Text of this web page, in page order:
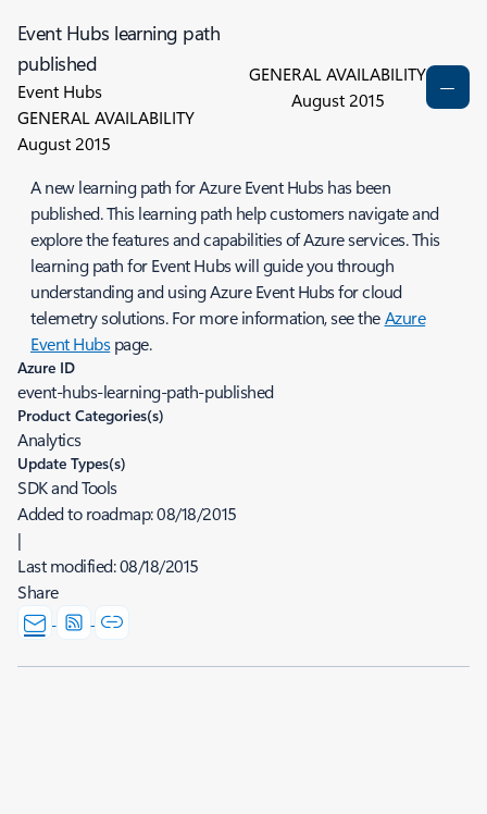
Event Hubs learning path
published
Event Hubs
GENERAL AVAILABILITY
August 2015
GENERAL AVAILABILITY
August 2015
A new learning path for Azure Event Hubs has been
published. This learning path help customers navigate and
explore the features and capabilities of Azure services. This
learning path for Event Hubs will guide you through
understanding and using Azure Event Hubs for cloud
telemetry solutions. For more information, see theAzure
Event Hubspage.
Azure ID
event-hubs-learning-path-published
Product Categories(s)
Analytics
Update Types(s)
SDK and Tools
Added to roadmap:08/18/2015
|
Last modified:08/18/2015
Share